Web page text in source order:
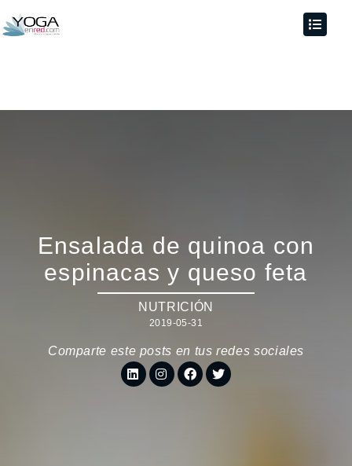
Ensalada de quinoa con
espinacas y queso feta
NUTRICIÓN
2019-05-31
Comparte este posts en tus redes sociales